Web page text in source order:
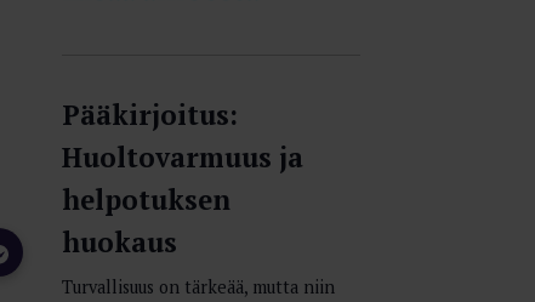
Pääkirjoitus:
Huoltovarmuus ja
helpotuksen
huokaus
Turvallisuus on tärkeää, mutta niin